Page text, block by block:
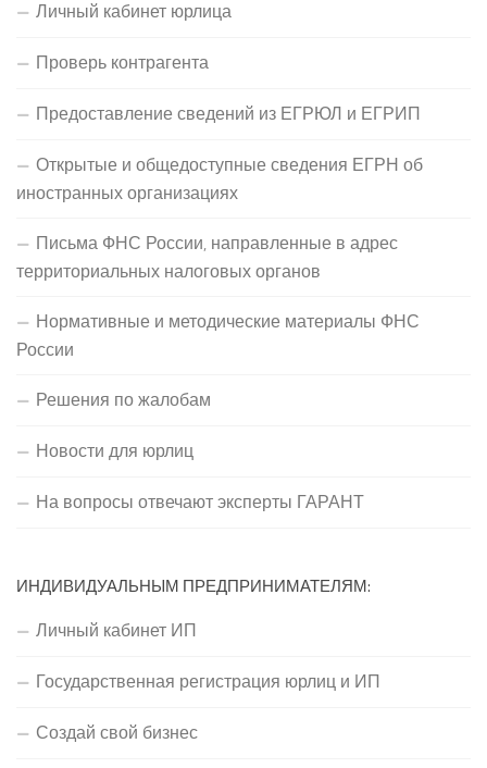
Личный кабинет юрлица
Проверь контрагента
Предоставление сведений из ЕГРЮЛ и ЕГРИП
Открытые и общедоступные сведения ЕГРН об
иностранных организациях
Письма ФНС России, направленные в адрес
территориальных налоговых органов
Нормативные и методические материалы ФНС
России
Решения по жалобам
Новости для юрлиц
На вопросы отвечают эксперты ГАРАНТ
ИНДИВИДУАЛЬНЫМ ПРЕДПРИНИМАТЕЛЯМ:
Личный кабинет ИП
Государственная регистрация юрлиц и ИП
Создай свой бизнес